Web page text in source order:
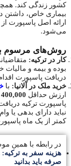
کشور زندگی کند.
بیماری خاص، داشتن
ارائه اصل پاسپورت
می‌شود.
روش‌های مرسوم
کار در ترکیه:
بوده و بیمه و مالیات
دریافت پاسپورت
خرید ملک در آلانیا: با
ارزش حداقل 400,000 دلار
پاسپورت ترکیه
نباید دارای بدهی یا
کمتر از یک ماه
در رابطه با همین
هزینه سفر به
صرفه باید بدانید